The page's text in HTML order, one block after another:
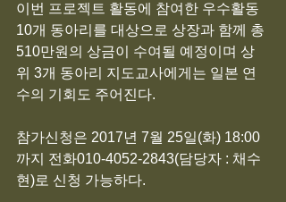
이번 프로젝트 활동에 참여한 우수활동
10개 동아리를 대상으로 상장과 함께 총
510만원의 상금이 수여될 예정이며 상
위 3개 동아리 지도교사에게는 일본 연
수의 기회도 주어진다.
참가신청은 2017년 7월 25일(화) 18:00
까지 전화010-4052-2843(담당자 : 채수
현)로 신청 가능하다.